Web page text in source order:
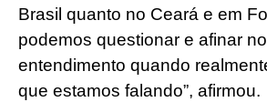
Brasil quanto no Ceará e em
podemos questionar e afinar
entendimento quando
que estamos falando”, afirmou.